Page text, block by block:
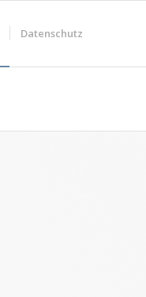
Datenschutz